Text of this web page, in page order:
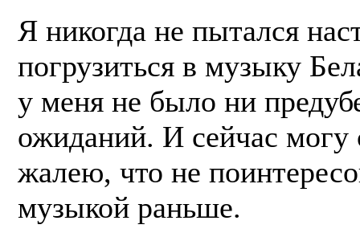
Я никогда не пытался
погрузиться в музыку
у меня не было ни
ожиданий. И сейчас могу
жалею, что не
музыкой раньше.